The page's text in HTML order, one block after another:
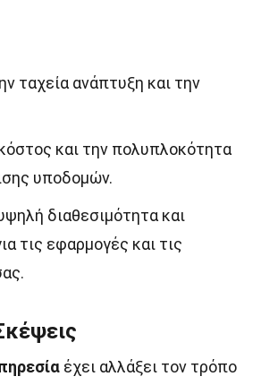
ταχεία ανάπτυξη και την
και την πολυπλοκότητα
υποδομών.
διαθεσιμότητα και
τις εφαρμογές και τις
έχει αλλάξει τον τρόπο